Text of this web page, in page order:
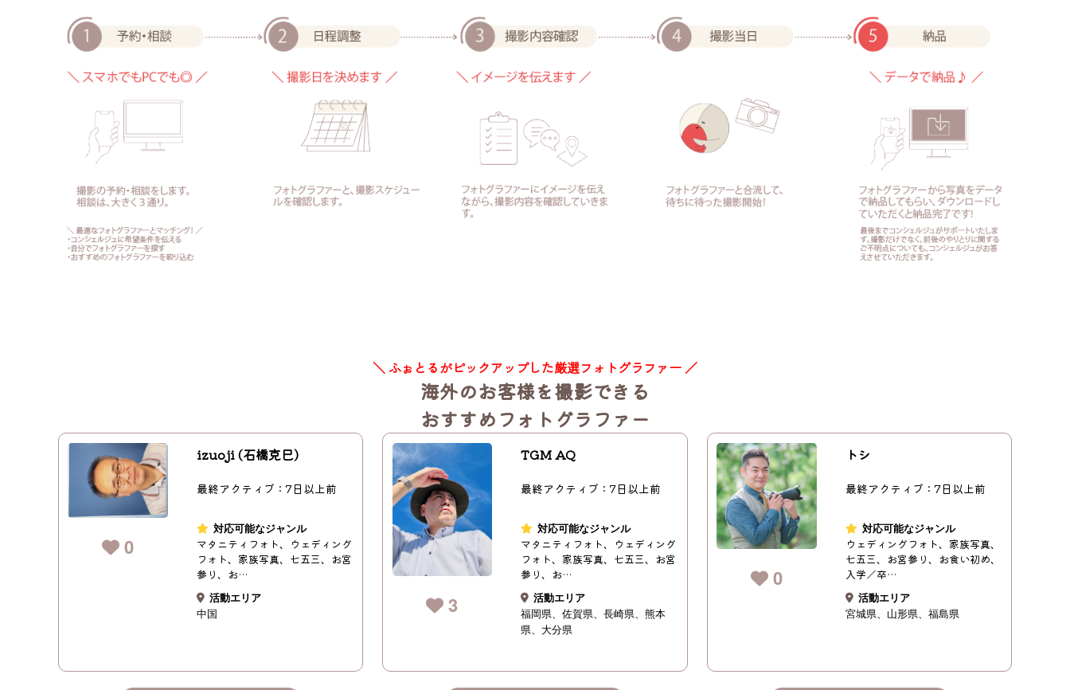
＼ ふぉとるがピックアップした厳選フォトグラファー ／
海外のお客様を撮影できる
おすすめフォトグラファー
0
izuoji (石橋克巳)
最終アクティブ：7日以上前
対応可能なジャンル
マタニティフォト、ウェディング
フォト、家族写真、七五三、お宮
参り、お…
活動エリア
中国
3
TGM AQ
最終アクティブ：7日以上前
対応可能なジャンル
マタニティフォト、ウェディング
フォト、家族写真、七五三、お宮
参り、お…
活動エリア
福岡県
佐賀県 長崎県
熊本
県
大分県
0
トシ
最終アクティブ：7日以上前
対応可能なジャンル
ウェディングフォト、家族写真、
七五三、お宮参り、お食い初め、
入学／卒…
活動エリア
宮城県
山形県 福島県